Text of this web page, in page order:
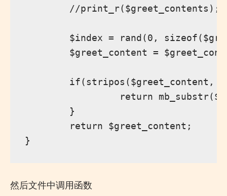
        //print_r($greet_contents);
$index = rand(0,
$greet_content =
if(stripos($greet_content, '
return
        }
        return $greet_content;
然后文件中调用函数